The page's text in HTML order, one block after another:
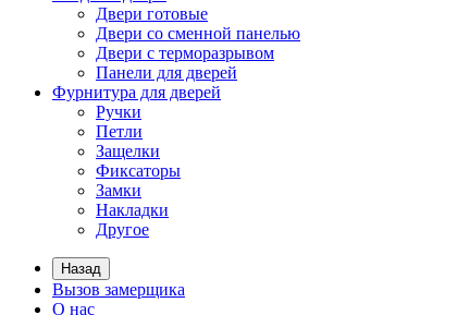
Двери готовые
Двери со сменной панелью
Двери с терморазрывом
Панели для дверей
Фурнитура для дверей
Ручки
Петли
Защелки
Фиксаторы
Замки
Накладки
Другое
Назад
Вызов замерщика
О нас